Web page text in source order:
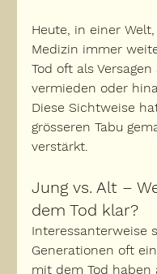
Heute, in einer
Medizin immer
Tod oft als Versagen
vermieden oder
Diese Sichtweise
grösseren Tabu
verstärkt.
Jung vs. Alt –
dem Tod klar?
Interessanterweise
Generationen oft
mit dem Tod haben